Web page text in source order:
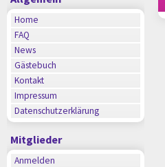
Home
FAQ
News
Gästebuch
Kontakt
Impressum
Datenschutzerklärung
Mitglieder
Anmelden